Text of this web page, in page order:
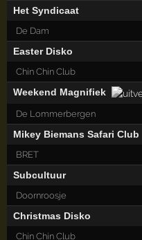
Het Syndicaat
De Dam
Easter Disko
Chin Chin Club
Weekend Magnifiek
De Lommerbergen
Mikey Biemans Safari Club
BRET
Subcultuur
Doornroosje
Christmas Disko
Chin Chin Club